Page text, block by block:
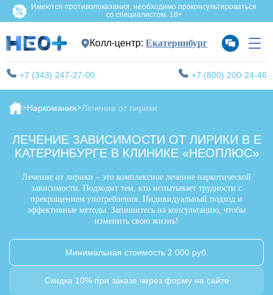
Имеются противопоказания, необходимо проконсультироваться
со специалистом. 18+
Колл-центр:Екатеринбург
+7 (343) 247-27-00 +7 (800) 200-24-46
Наркомания Лечение от лирики
ЛЕЧЕНИЕ ЗАВИСИМОСТИ ОТ ЛИРИКИ В Е
КАТЕРИНБУРГЕ В КЛИНИКЕ «НЕОПЛЮС»
Лечение от лирики – это комплексное лечение наркотической
зависимости. Подходит тем, кто испытывает трудности с
прекращением употребления. Индивидуальный подход и
эффективные методы. Запишитесь на консультацию, чтобы
изменить свою жизнь!
Минимальная стоимость 2 000 руб.
Скидка 10% при заказе через форму на сайте